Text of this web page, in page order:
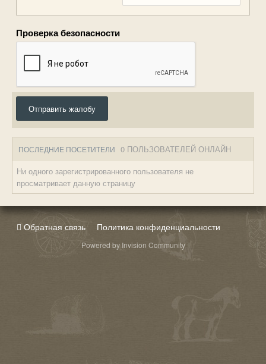
Проверка безопасности
Отправить жалобу
ПОСЛЕДНИЕ ПОСЕТИТЕЛИ 0 ПОЛЬЗОВАТЕЛЕЙ ОНЛАЙН
Ни одного зарегистрированного пользователя не
просматривает данную страницу
Обратная связь Политика конфиденциальности
Powered by Invision Community